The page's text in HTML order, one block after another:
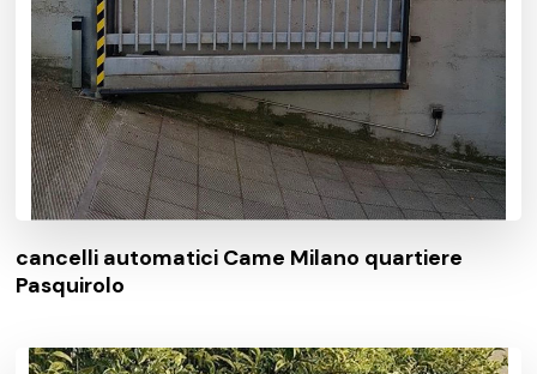
cancelli automatici Came Milano quartiere
Pasquirolo